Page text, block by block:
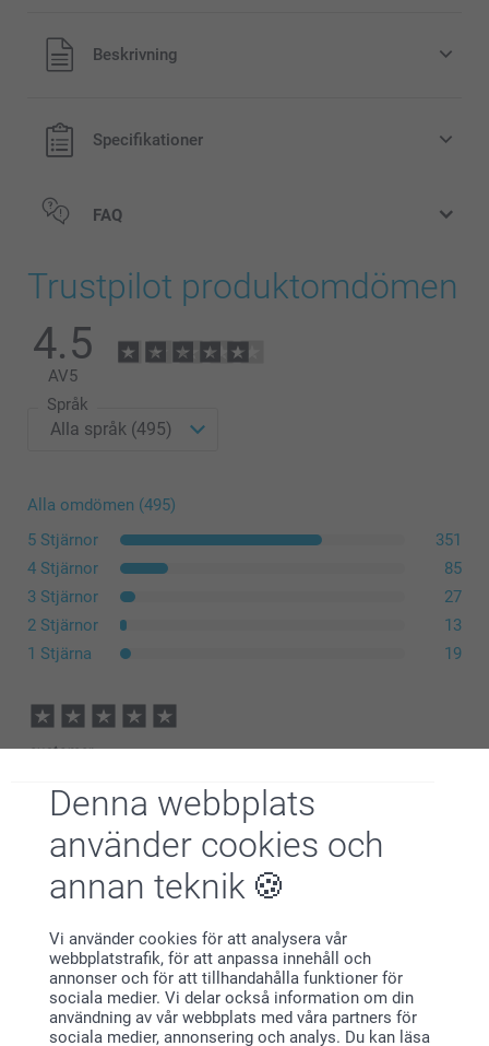
Denna webbplats
använder cookies och
annan teknik
Vi använder cookies för att analysera vår
webbplatstrafik, för att anpassa innehåll och
annonser och för att tillhandahålla funktioner för
sociala medier. Vi delar också information om din
användning av vår webbplats med våra partners för
sociala medier, annonsering och analys. Du kan läsa
Alla priser är i svenska kronor (SEK), inklusive moms och
exklusive porto.
Beskrivning
Specifikationer
FAQ
Trustpilot produktomdömen
4.5
AV5
Språk
Alla omdömen (495)
5 Stjärnor
351
4 Stjärnor
85
3 Stjärnor
27
2 Stjärnor
13
1 Stjärna
19
customer,
Väldigt nöjd. Bra bild och kvalitet. Blev uppskattad
Ing-Britt,
Jättefint pussel
Visa reaktioner
2026-07-30